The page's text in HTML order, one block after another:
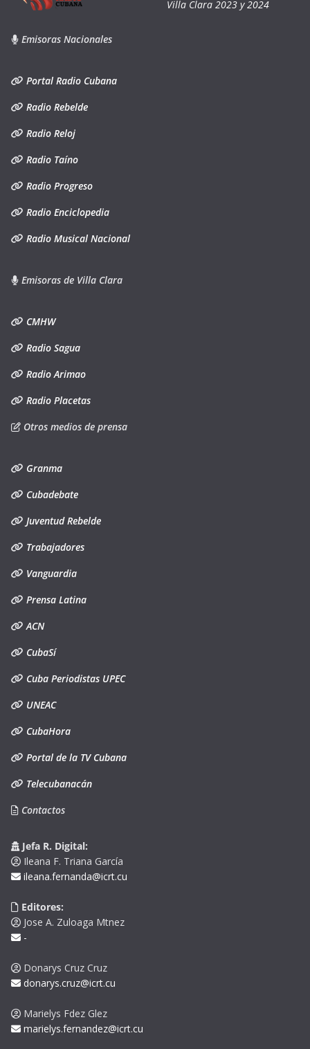
Villa Clara 2023 y 2024
Emisoras Nacionales
Portal Radio Cubana
Radio Rebelde
Radio Reloj
Radio Taíno
Radio Progreso
Radio Enciclopedia
Radio Musical Nacional
Emisoras de Villa Clara
CMHW
Radio Sagua
Radio Arimao
Radio Placetas
Otros medios de prensa
Granma
Cubadebate
Juventud Rebelde
Trabajadores
Vanguardia
Prensa Latina
ACN
CubaSí
Cuba Periodistas UPEC
UNEAC
CubaHora
Portal de la TV Cubana
Telecubanacán
Contactos
Jefa R. Digital:
Ileana F. Triana García
ileana.fernanda@icrt.cu
Editores:
Jose A. Zuloaga Mtnez
-
Donarys Cruz Cruz
donarys.cruz@icrt.cu
Marielys Fdez Glez
marielys.fernandez@icrt.cu